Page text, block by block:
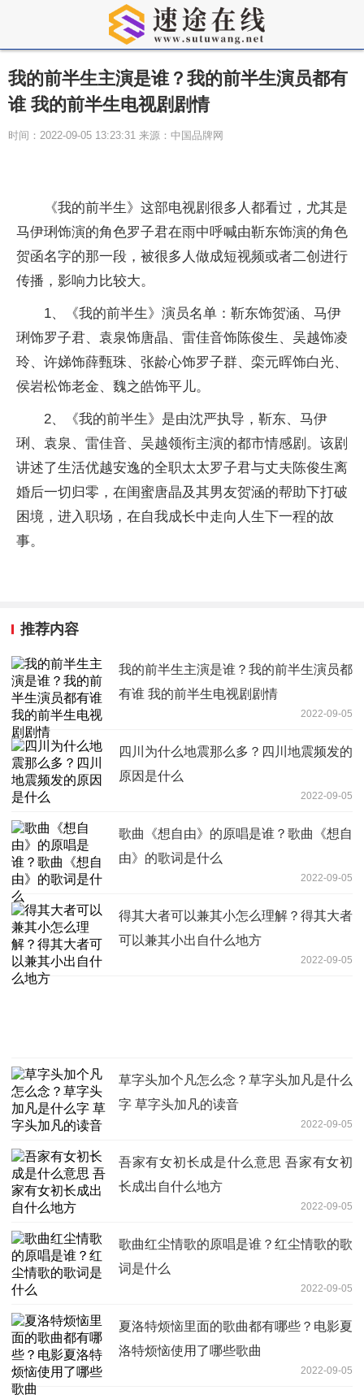
我的前半生主演是谁？我的前半生演员都有
谁 我的前半生电视剧剧情
时间：2022-09-05 13:23:31 来源：中国品牌网
《我的前半生》这部电视剧很多人都看过，尤其是
马伊琍饰演的角色罗子君在雨中呼喊由靳东饰演的角色
贺函名字的那一段，被很多人做成短视频或者二创进行
传播，影响力比较大。
1、《我的前半生》演员名单：靳东饰贺涵、马伊
琍饰罗子君、袁泉饰唐晶、雷佳音饰陈俊生、吴越饰凌
玲、许娣饰薛甄珠、张龄心饰罗子群、栾元晖饰白光、
侯岩松饰老金、魏之皓饰平儿。
2、《我的前半生》是由沈严执导，靳东、马伊
琍、袁泉、雷佳音、吴越领衔主演的都市情感剧。该剧
讲述了生活优越安逸的全职太太罗子君与丈夫陈俊生离
婚后一切归零，在闺蜜唐晶及其男友贺涵的帮助下打破
困境，进入职场，在自我成长中走向人生下一程的故
事。
推荐内容
我的前半生主演是谁？我的前半生演员都
有谁 我的前半生电视剧剧情
2022-09-05
四川为什么地震那么多？四川地震频发的
原因是什么
2022-09-05
歌曲《想自由》的原唱是谁？歌曲《想自
由》的歌词是什么
2022-09-05
得其大者可以兼其小怎么理解？得其大者
可以兼其小出自什么地方
2022-09-05
草字头加个凡怎么念？草字头加凡是什么
字 草字头加凡的读音
2022-09-05
吾家有女初长成是什么意思 吾家有女初
长成出自什么地方
2022-09-05
歌曲红尘情歌的原唱是谁？红尘情歌的歌
词是什么
2022-09-05
夏洛特烦恼里面的歌曲都有哪些？电影夏
洛特烦恼使用了哪些歌曲
2022-09-05